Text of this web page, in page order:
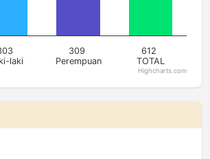
laki
309
Perempuan
612
TOTAL
Highcharts.com